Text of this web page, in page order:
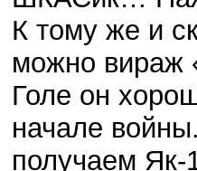
К тому же и
можно вираж
Голе он
начале
получаем Як-